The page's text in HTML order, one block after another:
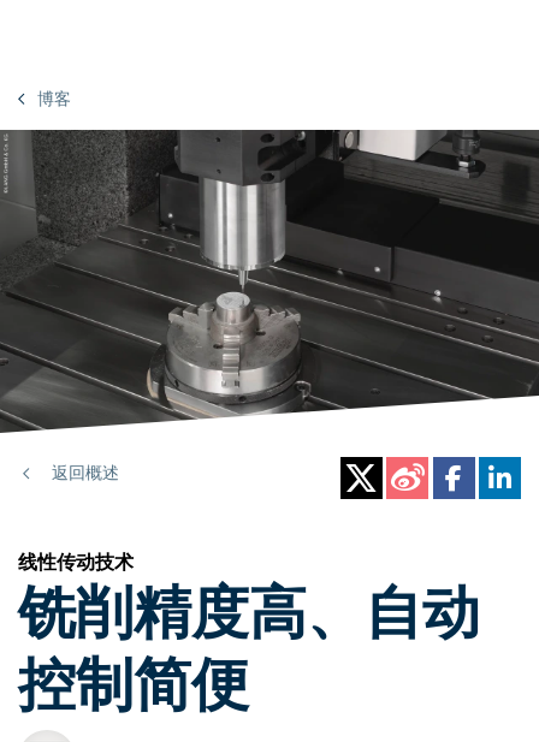
博客
返回概述
线性传动技术
铣削精度高、自动
控制简便